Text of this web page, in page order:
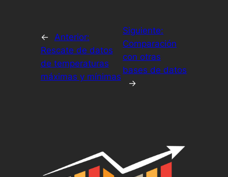
←
Anterior:
Rescate de datos
de temperaturas
máximas y mínimas
Siguiente:
Comparación
con otras
bases de datos
→